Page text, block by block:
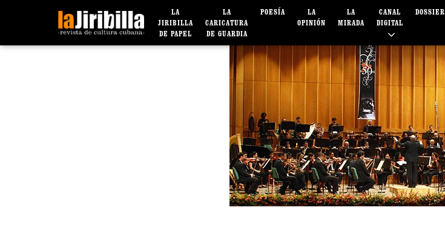
LA
JIRIBILLA
DE PAPEL
LA
CARICATURA
DE GUARDIA
POESÍA
LA
OPINIÓN
LA
MIRADA
CANAL
DIGITAL
DOSSIER